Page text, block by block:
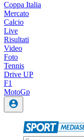
Coppa Italia
Mercato
Calcio
Live
Risultati
Video
Foto
Tennis
Drive UP
F1
MotoGp